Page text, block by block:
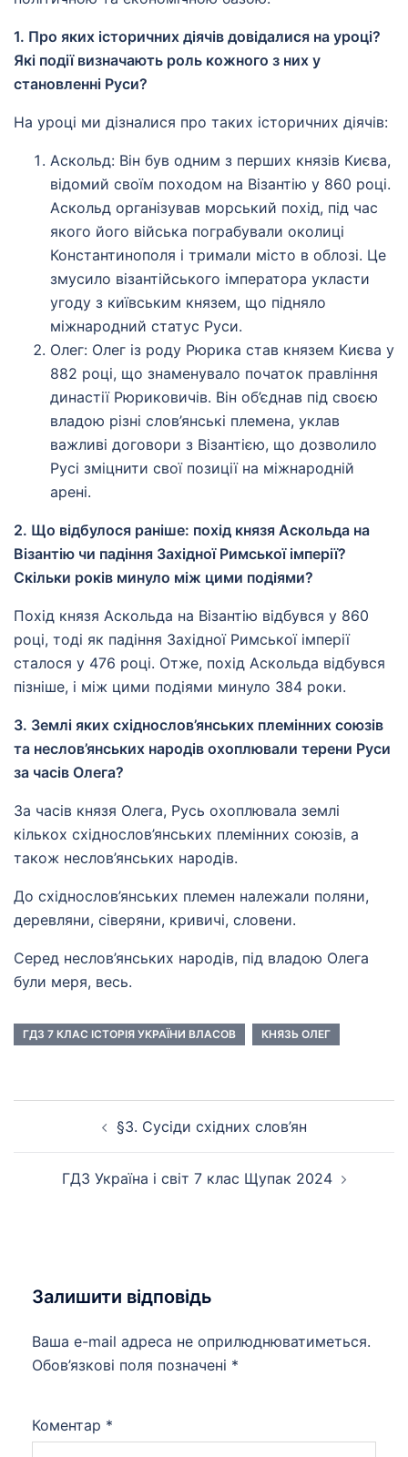
1. Про яких історичних діячів довідалися на уроці?
Які події визначають роль кожного з них у
становленні Руси?
На уроці ми дізналися про таких історичних діячів:
Аскольд: Він був одним з перших князів Києва,
відомий своїм походом на Візантію у 860 році.
Аскольд організував морський похід, під час
якого його війська пограбували околиці
Константинополя і тримали місто в облозі. Це
змусило візантійського імператора укласти
угоду з київським князем, що підняло
міжнародний статус Руси.
Олег: Олег із роду Рюрика став князем Києва у
882 році, що знаменувало початок правління
династії Рюриковичів. Він об’єднав під своєю
владою різні слов’янські племена, уклав
важливі договори з Візантією, що дозволило
Русі зміцнити свої позиції на міжнародній
арені.
2. Що відбулося раніше: похід князя Аскольда на
Візантію чи падіння Західної Римської імперії?
Скільки років минуло між цими подіями?
Похід князя Аскольда на Візантію відбувся у 860
році, тоді як падіння Західної Римської імперії
сталося у 476 році. Отже, похід Аскольда відбувся
пізніше, і між цими подіями минуло 384 роки.
3. Землі яких східнослов’янських племінних союзів
та неслов’янських народів охоплювали терени Руси
за часів Олега?
За часів князя Олега, Русь охоплювала землі
кількох східнослов’янських племінних союзів, а
також неслов’янських народів.
До східнослов’янських племен належали поляни,
деревляни, сіверяни, кривичі, словени.
Серед неслов’янських народів, під владою Олега
були меря, весь.
ГДЗ 7 КЛАС ІСТОРІЯ УКРАЇНИ ВЛАСОВ КНЯЗЬ ОЛЕГ
§3. Сусіди східних слов’ян
ГДЗ Україна і світ 7 клас Щупак 2024
Залишити відповідь
Ваша e-mail адреса не оприлюднюватиметься.
Обов’язкові поля позначені *
Коментар *